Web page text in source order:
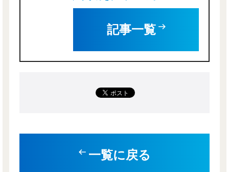
記事一覧
一覧に戻る